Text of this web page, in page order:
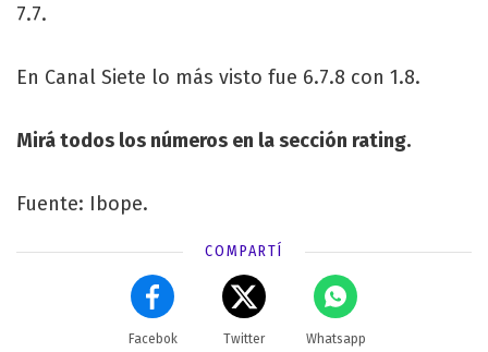
7.7.
En Canal Siete lo más visto fue 6.7.8 con 1.8.
Mirá todos los números en la sección rating.
Fuente: Ibope.
COMPARTÍ
Facebok Twitter Whatsapp